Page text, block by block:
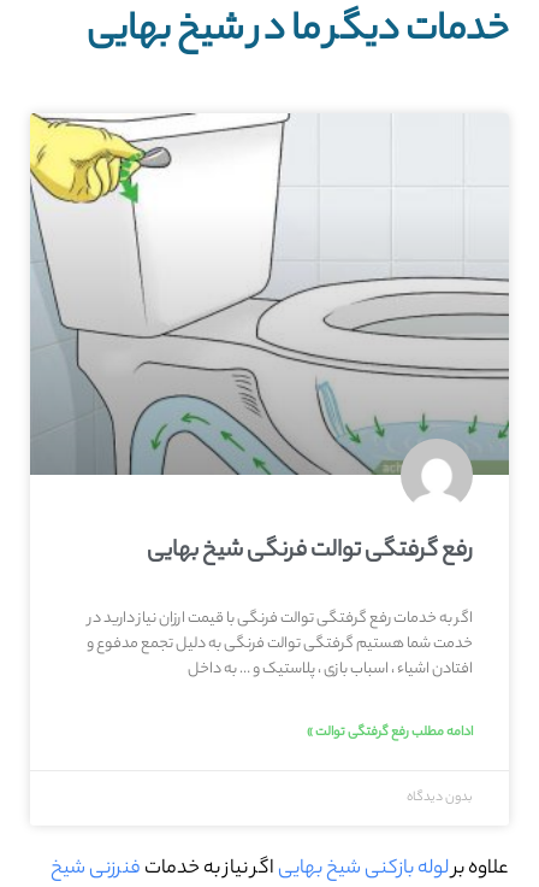
خدمات دیگر ما در شیخ بهایی
رفع گرفتگی توالت فرنگی شیخ بهایی
اگر به خدمات رفع گرفتگی توالت فرنگی با قیمت ارزان نیاز دارید در
خدمت شما هستیم گرفتگی توالت فرنگی به دلیل تجمع مدفوع و
افتادن اشیاء ، اسباب بازی ، پلاستیک و … به داخل
ادامه مطلب رفع گرفتگی توالت »
بدون دیدگاه
علاوه برلوله بازکنی شیخ بهاییاگر نیاز به خدماتفنرزنی شیخ